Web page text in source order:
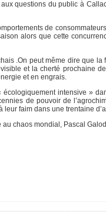
questions du public à
de
alors que cette
.On peut même dire que
et la cherté prochaine
et en engrais.
écologiquement intensive »
de pouvoir de
faim dans une trentaine
chaos mondial, Pascal